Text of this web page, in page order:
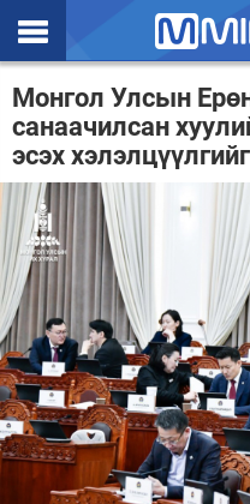
Эхлэл
Цаг агаар
Валют ханш
Улс төр
Эдийн засаг
Үзэл бодол
Спорт
Нийгэм
Дэлхий
Монгол Улсын
санаачилсан
эсэх